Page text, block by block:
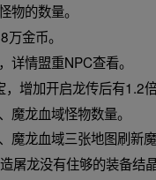
物的数量。
金币。
详情盟重NPC查看。
增加开启龙传后有1.2倍
魔龙血域怪物数量。
魔龙血域三张地图刷新
屠龙没有住够的装备结